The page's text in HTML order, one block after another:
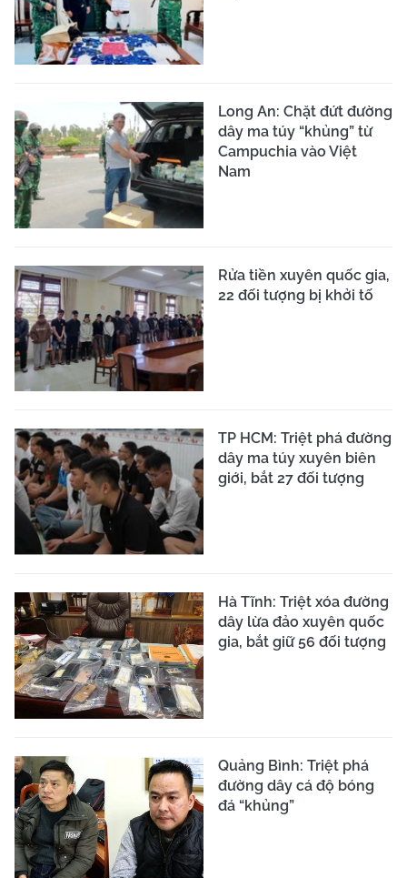
Long An: Chặt đứt đường
dây ma túy “khủng” từ
Campuchia vào Việt
Nam
Rửa tiền xuyên quốc gia,
22 đối tượng bị khởi tố
TP HCM: Triệt phá đường
dây ma túy xuyên biên
giới, bắt 27 đối tượng
Hà Tĩnh: Triệt xóa đường
dây lừa đảo xuyên quốc
gia, bắt giữ 56 đối tượng
Quảng Bình: Triệt phá
đường dây cá độ bóng
đá “khủng”